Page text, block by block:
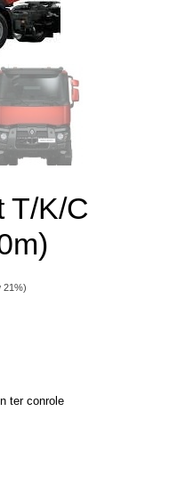
T/K/C
21%)
ter conrole